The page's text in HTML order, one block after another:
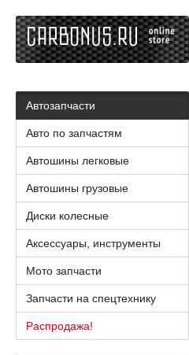
Автозапчасти
Авто по запчастям
Автошины легковые
Автошины грузовые
Диски колесные
Аксессуары, инструменты
Мото запчасти
Запчасти на спецтехнику
Распродажа!